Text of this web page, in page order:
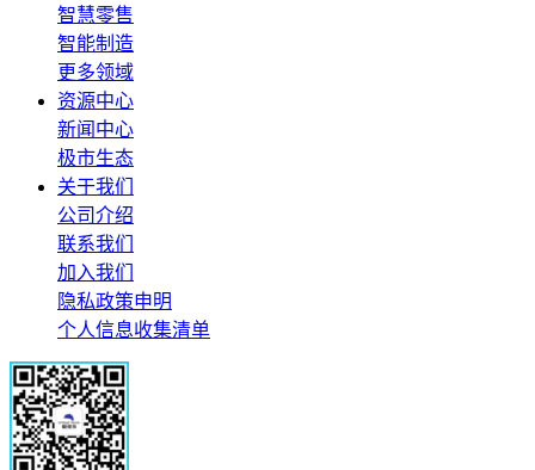
智慧零售
智能制造
更多领域
资源中心
新闻中心
极市生态
关于我们
公司介绍
联系我们
加入我们
隐私政策申明
个人信息收集清单